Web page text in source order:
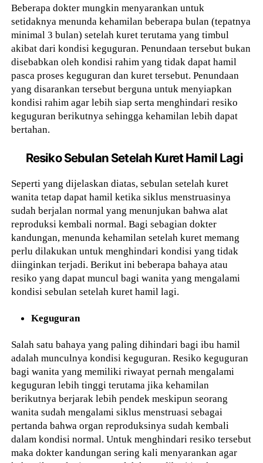
Beberapa dokter mungkin menyarankan untuk
setidaknya menunda kehamilan beberapa bulan (tepatnya
minimal 3 bulan) setelah kuret terutama yang timbul
akibat dari kondisi keguguran. Penundaan tersebut bukan
disebabkan oleh kondisi rahim yang tidak dapat hamil
pasca proses keguguran dan kuret tersebut. Penundaan
yang disarankan tersebut berguna untuk menyiapkan
kondisi rahim agar lebih siap serta menghindari resiko
keguguran berikutnya sehingga kehamilan lebih dapat
bertahan.
Resiko Sebulan Setelah Kuret Hamil Lagi
Seperti yang dijelaskan diatas, sebulan setelah kuret
wanita tetap dapat hamil ketika siklus menstruasinya
sudah berjalan normal yang menunjukan bahwa alat
reproduksi kembali normal. Bagi sebagian dokter
kandungan, menunda kehamilan setelah kuret memang
perlu dilakukan untuk menghindari kondisi yang tidak
diinginkan terjadi. Berikut ini beberapa bahaya atau
resiko yang dapat muncul bagi wanita yang mengalami
kondisi sebulan setelah kuret hamil lagi.
Keguguran
Salah satu bahaya yang paling dihindari bagi ibu hamil
adalah munculnya kondisi keguguran. Resiko keguguran
bagi wanita yang memiliki riwayat pernah mengalami
keguguran lebih tinggi terutama jika kehamilan
berikutnya berjarak lebih pendek meskipun seorang
wanita sudah mengalami siklus menstruasi sebagai
pertanda bahwa organ reproduksinya sudah kembali
dalam kondisi normal. Untuk menghindari resiko tersebut
maka dokter kandungan sering kali menyarankan agar